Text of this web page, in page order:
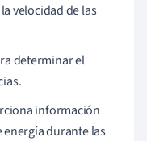
velocidad de las
determinar el
información
durante las